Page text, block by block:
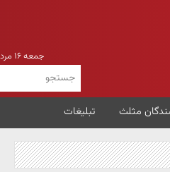
جمعه ۱۶ مرداد ۱۴۰۵
مثلث تبلیغات